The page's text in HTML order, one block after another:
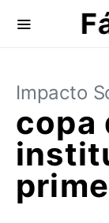
Impacto
copa